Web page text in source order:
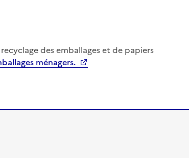
des emballages et de papiers
ménagers.